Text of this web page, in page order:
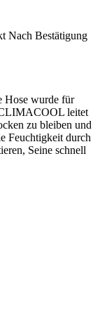
Nach Bestätigung
Hose wurde für
CLIMACOOL leitet
zu bleiben und
Feuchtigkeit durch
Seine schnell